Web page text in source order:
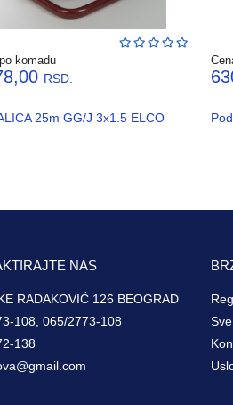
komadu
RSD.
25m GG/J 3x1.5 ELCO
NAS
RADAKOVIĆ 126 BEOGRAD
108, 065/2773-108
138